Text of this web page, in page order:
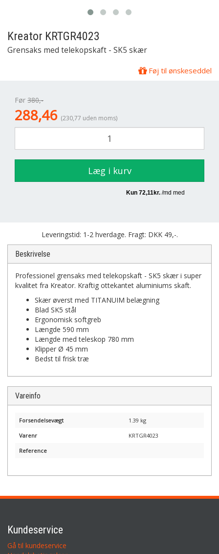
Kreator KRTGR4023
Grensaks med telekopskaft - SK5 skær
Føj til ønskeseddel
Før 380,-
288,46 (230,77 uden moms)
Læg i kurv
Leveringstid: 1-2 hverdage. Fragt: DKK 49,-.
Beskrivelse
Professionel grensaks med telekopskaft - SK5 skær i super
kvalitet fra Kreator. Kraftig ottekantet aluminiums skaft.
Skær øverst med TITANUIM belægning
Blad SK5 stål
Ergonomisk softgreb
Længde 590 mm
Længde med teleskop 780 mm
Klipper Ø 45 mm
Bedst til frisk træ
Vareinfo
Forsendelsevægt 1.39 kg
Varenr KRTGR4023
Reference
Kundeservice
Gå til kundeservice